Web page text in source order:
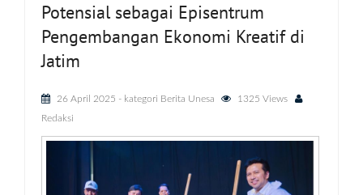
Potensial sebagai Episentrum
Pengembangan Ekonomi Kreatif di
Jatim
26 April 2025 - kategori Berita Unesa
1325 Views
Redaksi